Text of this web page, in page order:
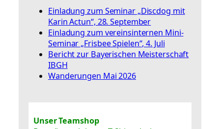
Einladung zum Seminar „Discdog mit
Karin Actun“, 28. September
Einladung zum vereinsinternen Mini-
Seminar „Frisbee Spielen“, 4. Juli
Bericht zur Bayerischen Meisterschaft
IBGH
Wanderungen Mai 2026
Unser Teamshop